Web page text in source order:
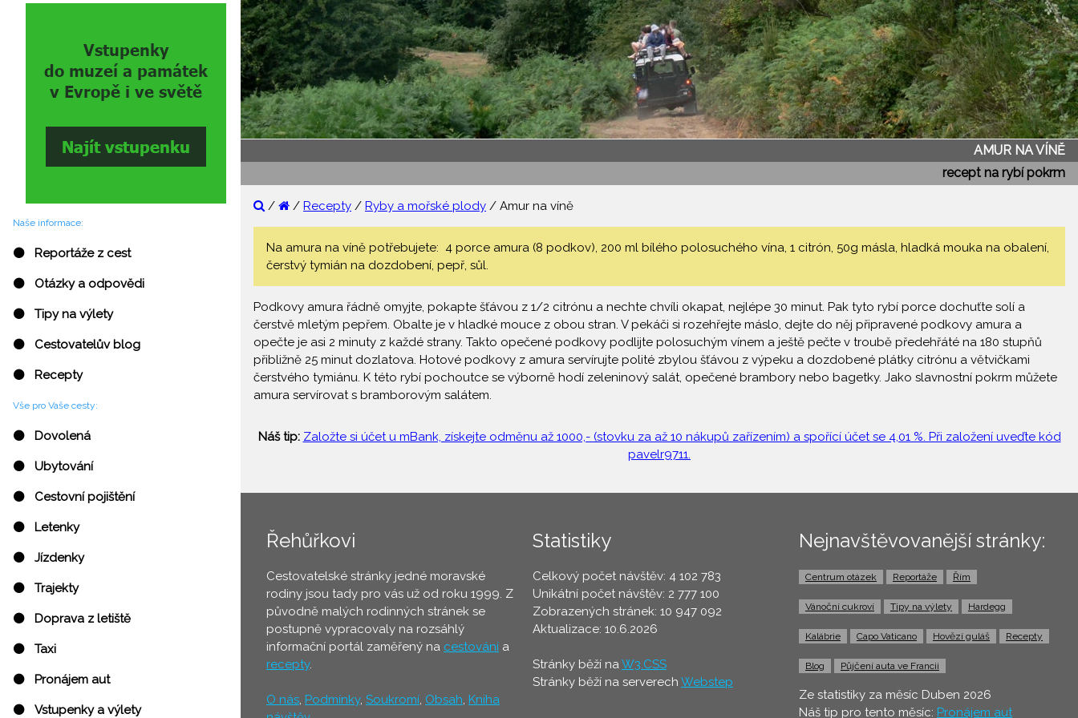
Naše informace:
⚫ Reportáže z cest
⚫ Otázky a odpovědi
⚫ Tipy na výlety
⚫ Cestovatelův blog
⚫ Recepty
Vše pro Vaše cesty:
⚫ Dovolená
⚫ Ubytování
⚫ Cestovní pojištění
⚫ Letenky
⚫ Jízdenky
⚫ Trajekty
⚫ Doprava z letiště
⚫ Taxi
⚫ Pronájem aut
⚫ Vstupenky a výlety
AMUR NA VÍNĚ
recept na rybí pokrm
/ / Recepty / Ryby a mořské plody / Amur na víně
Na amura na víně potřebujete: 4 porce amura (8 podkov), 200 ml bílého polosuchého vína, 1 citrón, 50g másla, hladká mouka na obalení,
čerstvý tymián na dozdobení, pepř, sůl.
Podkovy amura řádně omyjte, pokapte šťávou z 1/2 citrónu a nechte chvíli okapat, nejlépe 30 minut. Pak tyto rybí porce dochuťte solí a
čerstvě mletým pepřem. Obalte je v hladké mouce z obou stran. V pekáči si rozehřejte máslo, dejte do něj připravené podkovy amura a
opečte je asi 2 minuty z každé strany. Takto opečené podkovy podlijte polosuchým vínem a ještě pečte v troubě předehřáté na 180 stupňů
přibližně 25 minut dozlatova. Hotové podkovy z amura servírujte polité zbylou šťávou z výpeku a dozdobené plátky citrónu a větvičkami
čerstvého tymiánu. K této rybí pochoutce se výborně hodí zeleninový salát, opečené brambory nebo bagetky. Jako slavnostní pokrm můžete
amura servírovat s bramborovým salátem.
Náš tip: Založte si účet u mBank, získejte odměnu až 1000,- (stovku za až 10 nákupů zařízením) a spořící účet se 4,01 %. Při založení uveďte kód
pavelr9711.
Řehůřkovi
Cestovatelské stránky jedné moravské
rodiny jsou tady pro vás už od roku 1999. Z
původně malých rodinných stránek se
postupně vypracovaly na rozsáhlý
informační portál zaměřený na cestování a
recepty.
O nás, Podmínky, Soukromí, Obsah, Kniha
Statistiky
Celkový počet návštěv: 4 102 783
Unikátní počet návštěv: 2 777 100
Zobrazených stránek: 10 947 092
Aktualizace: 10.6.2026
Stránky běží naW3.CSS
Stránky běží na serverech Webstep
Nejnavštěvovanější stránky:
Centrum otázek Reportáže Řím
Vánoční cukroví Tipy na výlety Hardegg
Kalábrie Capo Vaticano Hovězí guláš Recepty
Blog Půjčení auta ve Francii
Ze statistiky za měsíc Duben 2026
Náš tip pro tento měsíc: Pronájem aut